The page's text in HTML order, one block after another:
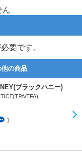
ん
要です。
の商品
ブラックハニー)
TFA)
1